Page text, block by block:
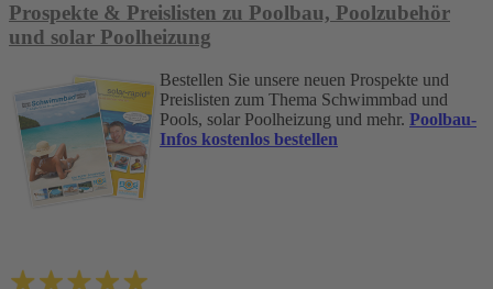
Prospekte & Preislisten zu Poolbau, Poolzubehör
und solar Poolheizung
Bestellen Sie unsere neuen Prospekte und
Preislisten zum Thema Schwimmbad und
Pools, solar Poolheizung und mehr. Poolbau-
Infos kostenlos bestellen